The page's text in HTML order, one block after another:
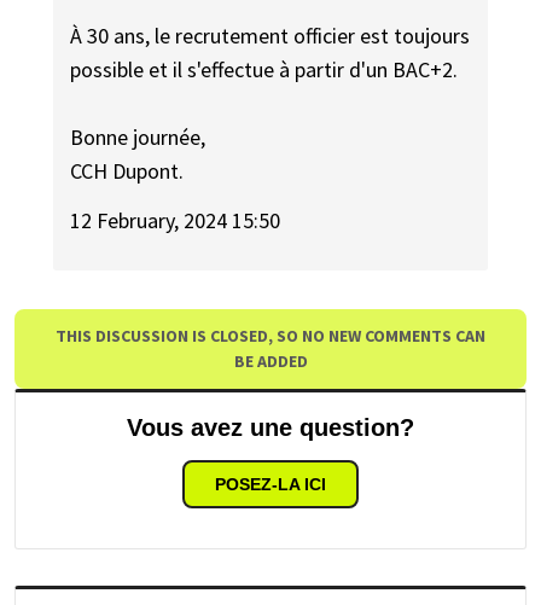
À 30 ans, le recrutement officier est toujours
possible et il s'effectue à partir d'un BAC+2.
Bonne journée,
CCH Dupont.
12 February, 2024 15:50
THIS DISCUSSION IS CLOSED, SO NO NEW COMMENTS CAN
BE ADDED
Vous avez une question?
POSEZ-LA ICI